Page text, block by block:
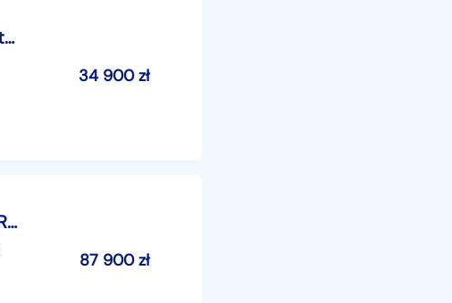
pojazd kempingowy przyczepy kempingowe super stan, czyściutka, suchutka Coachman Pastiche 460/2 super stan, czyściutka, suchutka
34 900zł
Iveco DAILY KONTENER NISKOPODŁOGOWY KAMPER 4,44x2,23x2,43 SKLEP CAMPING SKLEP
87 900zł